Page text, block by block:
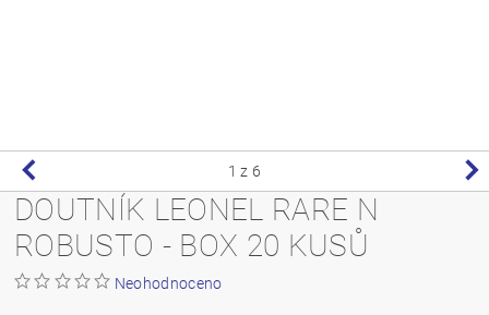
1 z 6
DOUTNÍK LEONEL RARE N
ROBUSTO - BOX 20 KUSŮ
Neohodnoceno